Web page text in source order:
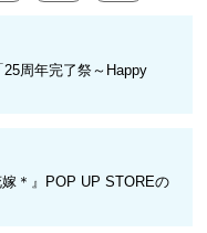
25周年完了祭～Happy
＊』POP UP STOREの